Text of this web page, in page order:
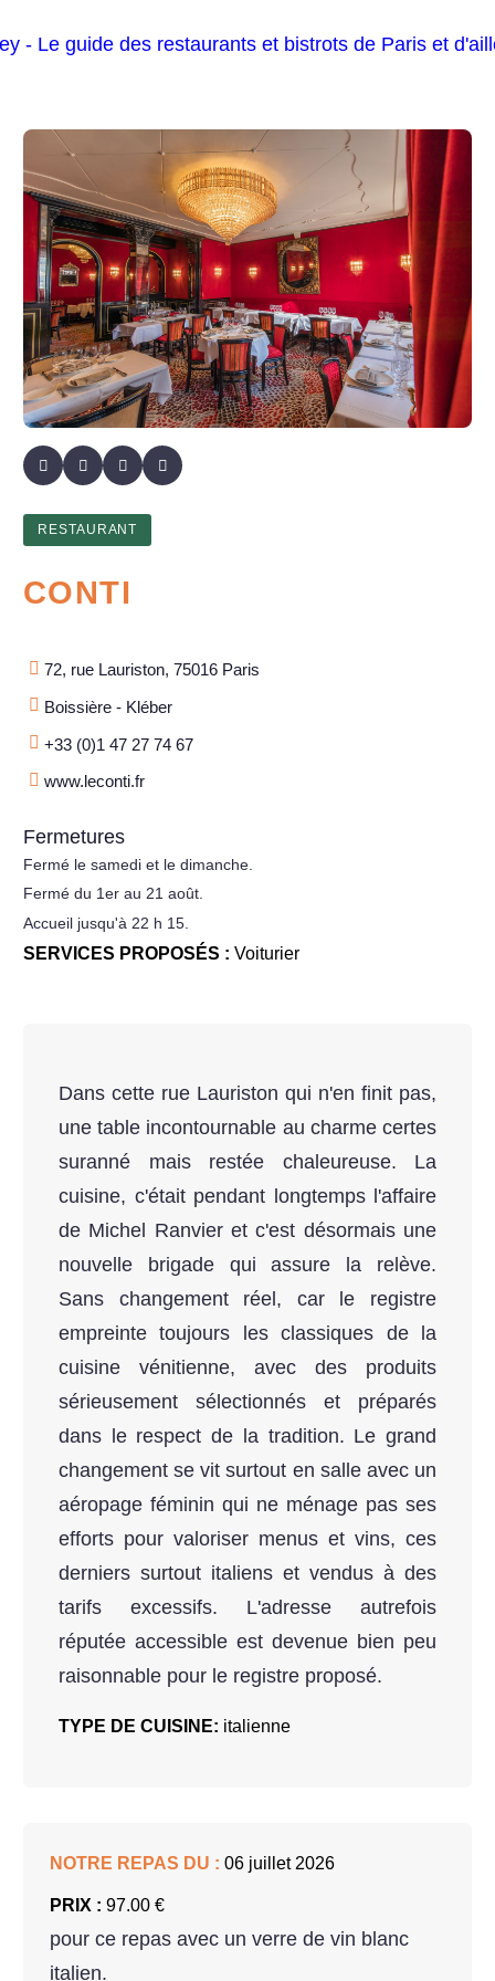
RESTAURANT
CONTI
72, rue Lauriston, 75016 Paris
Boissière - Kléber
+33 (0)1 47 27 74 67
www.leconti.fr
Fermetures
Fermé le samedi et le dimanche.
Fermé du 1er au 21 août.
Accueil jusqu'à 22 h 15.
SERVICES PROPOSÉS : Voiturier
Dans cette rue Lauriston qui n'en finit pas,
une table incontournable au charme certes
suranné mais restée chaleureuse. La
cuisine, c'était pendant longtemps l'affaire
de Michel Ranvier et c'est désormais une
nouvelle brigade qui assure la relève.
Sans changement réel, car le registre
empreinte toujours les classiques de la
cuisine vénitienne, avec des produits
sérieusement sélectionnés et préparés
dans le respect de la tradition. Le grand
changement se vit surtout en salle avec un
aéropage féminin qui ne ménage pas ses
efforts pour valoriser menus et vins, ces
derniers surtout italiens et vendus à des
tarifs excessifs. L'adresse autrefois
réputée accessible est devenue bien peu
raisonnable pour le registre proposé.
TYPE DE CUISINE: italienne
NOTRE REPAS DU : 06 juillet 2026
PRIX : 97.00 €
pour ce repas avec un verre de vin blanc
italien.